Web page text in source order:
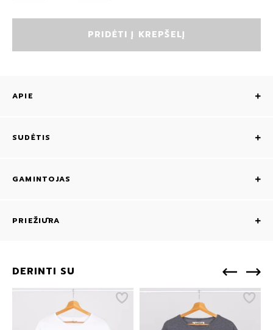
PRIDĖTI Į KREPŠELĮ
APIE
SUDĖTIS
GAMINTOJAS
PRIEŽIŪRA
DERINTI SU